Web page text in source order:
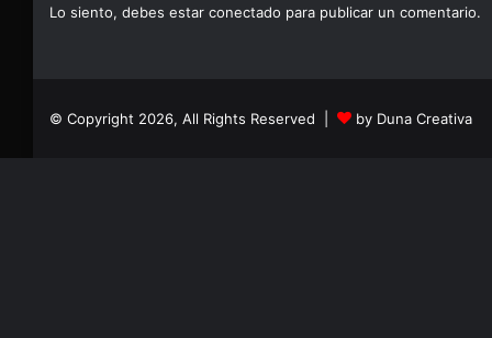
Lo siento, debes estar conectado para publicar un comentario.
© Copyright 2026, All Rights Reserved | by Duna Creativa